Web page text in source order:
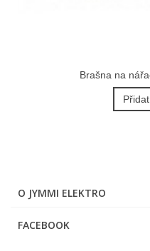
Brašna na
O JYMMI ELEKTRO
FACEBOOK